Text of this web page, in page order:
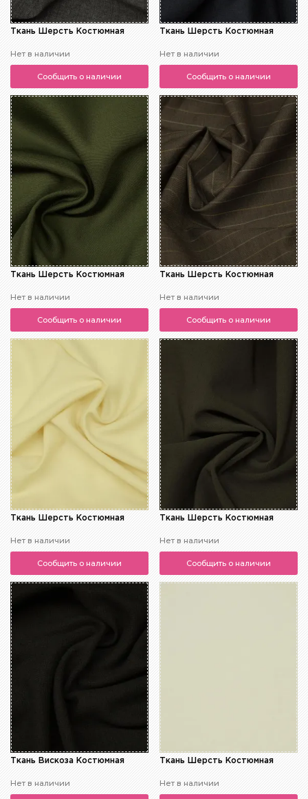
Ткань Шерсть Костюмная
Нет в наличии
Сообщить о наличии
Ткань Шерсть Костюмная
Нет в наличии
Сообщить о наличии
Ткань Шерсть Костюмная
Нет в наличии
Сообщить о наличии
Ткань Шерсть Костюмная
Нет в наличии
Сообщить о наличии
Ткань Шерсть Костюмная
Нет в наличии
Сообщить о наличии
Ткань Шерсть Костюмная
Нет в наличии
Сообщить о наличии
Ткань Вискоза Костюмная
Нет в наличии
Ткань Шерсть Костюмная
Нет в наличии